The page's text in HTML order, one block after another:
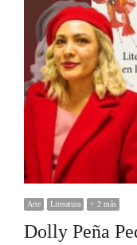
Arte Literatura + 2 más
Dolly Peña